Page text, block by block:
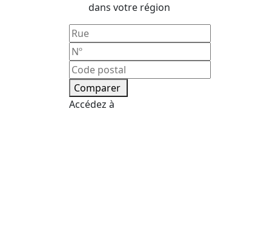
dans votre région
Comparer
Accédez à